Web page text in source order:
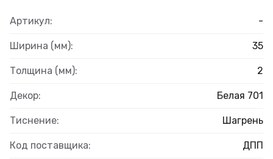
Артикул: -
Ширина (мм): 35
Толщина (мм): 2
Декор: Белая 701
Тиснение: Шагрень
Код поставщика: ДПП